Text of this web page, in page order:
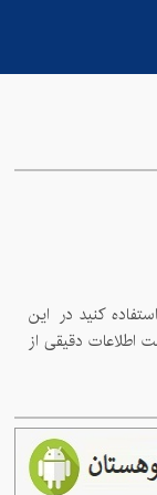
کنید در این
بخش سعی شده است اطلاعات کامل از توپوگرافی قله های کشور برای شما کوهنوردان عزیز فراهم شود شما می توانید با بررسی دقیق این نقشه ها و مسیرهای مختلف کوهستان که با دقت کامل ارایه شده است اطلاعات دقیقی از